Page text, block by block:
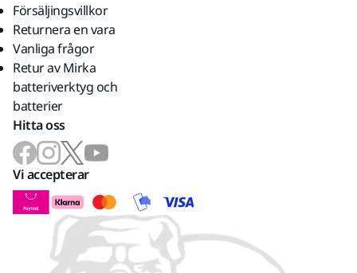
Försäljingsvillkor
Returnera en vara
Vanliga frågor
Retur av Mirka
batteriverktyg och
batterier
Hitta oss
Vi accepterar